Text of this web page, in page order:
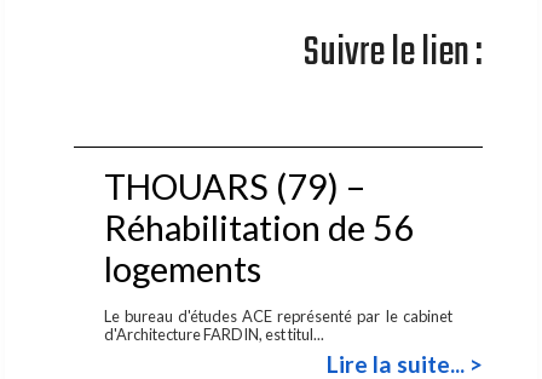
Suivre le lien :
THOUARS (79) –
Réhabilitation de 56
logements
Le bureau d'études ACE représenté par le cabinet
d'Architecture FARDIN, est titul...
Lire la suite... >